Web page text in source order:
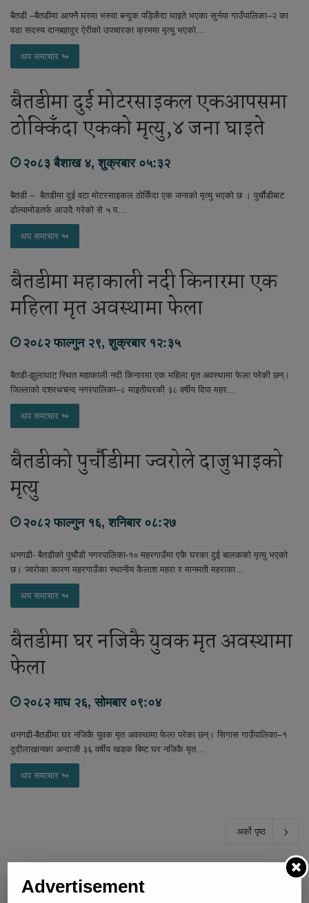
बैतडी –बैतडीमा आफ्नै घरमा भरुवा बन्दुक पड्किँदा घाइते भएका सुर्नया गाउँपालिका–२ का
वडा सदस्य दानबहादुर ऐरीको उपचारका क्रममा मृत्यु भएको…
थप समाचार ↬
बैतडीमा दुई मोटरसाइकल एकआपसमा
ठोक्किँदा एकको मृत्यु,४ जना घाइते
२०८३ बैशाख ४, शुक्रबार ०५:३२
बैतडी – बैतडीमा दुई वटा मोटरसाइकल ठोकिँदा एक जनाको मृत्यु भएको छ । पुर्चाैडीबाट
ढोल्यामोडतर्फ आउदै गरेको से ५ प…
थप समाचार ↬
बैतडीमा महाकाली नदी किनारमा एक
महिला मृत अवस्थामा फेला
२०८२ फाल्गुन २९, शुक्रबार १२:३५
बैतडी-झुलाघाट स्थित महाकाली नदी किनारमा एक महिला मृत अवस्थामा फेला परेकी छन्।
जिल्लाको दशरथचन्द नगरपालिका–८ माइतीघरकी ३८ वर्षीय दिपा महर…
थप समाचार ↬
बैतडीको पुर्चौडीमा ज्वरोले दाजुभाइको
मृत्यु
२०८२ फाल्गुन १६, शनिबार ०८:२७
धनगढी- बैतडीको पुर्चौडी नगरपालिका-१० महरगाउँमा एकै घरका दुई बालकको मृत्यु भएको
छ। ज्वरोका कारण महरगाउँका स्थानीय कैलाश महरा र मानमती महराका…
थप समाचार ↬
बैतडीमा घर नजिकै युवक मृत अवस्थामा
फेला
२०८२ माघ २६, सोमबार ०९:०४
धनगढी-बैतडीमा घर नजिकै युवक मृत अवस्थामा फेला परेका छन्। सिगास गाउँपालिका–१
दुदीलाखानका अन्दाजी ३६ वर्षीय खडक बिष्ट घर नजिकै मृत…
थप समाचार ↬
अर्को पृष्ठ
Advertisement